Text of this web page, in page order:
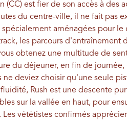
(CC) est fier de son accès à
du centre-ville, il ne fait pas
spécialement aménagées pour
les parcours d'entraînement
obtenez une multitude de
du déjeuner, en fin de
ne deviez choisir qu'une seule
Rush est une descente
sur la vallée en haut, pour
Les vététistes confirmés